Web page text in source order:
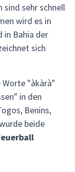
sehr schnell
wird es in
in Bahia der
sich
Worte "àkàrà"
in den
Benins,
beide